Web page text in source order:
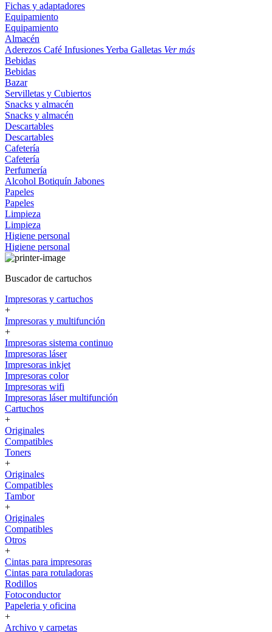
Fichas y adaptadores
Equipamiento
Equipamiento
Almacén
Aderezos Café InfusionesYerba Galletas Ver más
Bebidas
Bebidas
Bazar
Servilletas y Cubiertos
Snacks y almacén
Snacks y almacén
Descartables
Descartables
Cafetería
Cafetería
Perfumería
Alcohol Botiquín Jabones
Papeles
Papeles
Limpieza
Limpieza
Higiene personal
Higiene personal
Buscador de cartuchos
Impresoras y cartuchos
+
Impresoras y multifunción
+
Impresoras sistema continuo
Impresoras láser
Impresoras inkjet
Impresoras color
Impresoras wifi
Impresoras láser multifunción
Cartuchos
+
Originales
Compatibles
Toners
+
Originales
Compatibles
Tambor
+
Originales
Compatibles
Otros
+
Cintas para impresoras
Cintas para rotuladoras
Rodillos
Fotoconductor
Papeleria y oficina
+
Archivo y carpetas